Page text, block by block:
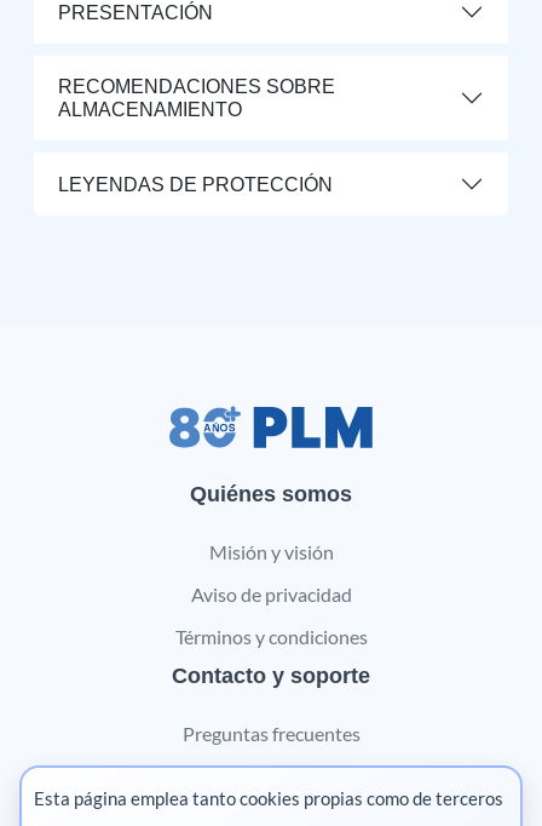
PRESENTACIÓN
RECOMENDACIONES SOBRE
ALMACENAMIENTO
LEYENDAS DE PROTECCIÓN
Quiénes somos
Misión y visión
Aviso de privacidad
Términos y condiciones
Contacto y soporte
Preguntas frecuentes
Contáctanos
Marketing digital
Esta página emplea tanto cookies propias como de terceros